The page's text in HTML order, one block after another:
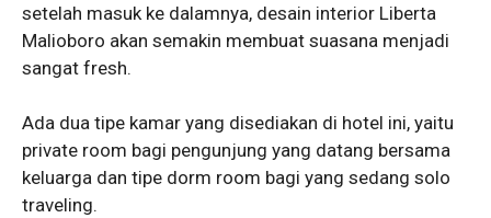
setelah masuk ke dalamnya, desain interior Liberta
Malioboro akan semakin membuat suasana menjadi
sangat fresh.
Ada dua tipe kamar yang disediakan di hotel ini, yaitu
private room bagi pengunjung yang datang bersama
keluarga dan tipe dorm room bagi yang sedang solo
traveling.